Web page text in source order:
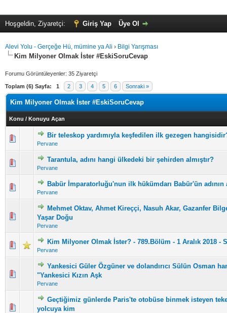
Hoşgeldin, Ziyaretçi: Giriş Yap Üye Ol
Alevi Yolu - Gerçeğe Hü, mümine ya Ali › Bilgi Yarışması
Kim Milyoner Olmak İster #EskiSoruCevap
Forumu Görüntüleyenler: 35 Ziyaretçi
Toplam (6) Sayfa: 1 2 3 4 5 6 Sonraki »
Kim Milyoner Olmak İster #EskiSoruCevap
Konu / Konuyu Açan
Bir teleskop yardımıyla keşfedilen ilk gezegen
Pervane
5 üzerinden 0 Oy - Toplam Ortalama 0 Oy Verilmiş
123 45
Tarantula, adını hangi ülkedeki bir şehirden almıştır?
Pervane
5 üzerinden 0 Oy - Toplam Ortalama 0 Oy Verilmiş
12 345
Babür İmparatorluğu'nun ilk hükümdarı Babür'ün adının
Pervane
5 üzerinden 0 Oy - Toplam Ortalama 0 Oy Verilmiş
1 2345
Mehmet Oktav, Ahmet Kireççi, Nasuh Akar, Gazanfer
Yaşar Doğu
Pervane
5 üzerinden 0 Oy - Toplam Ortalama 0 Oy Verilmiş
Kim Milyoner Olmak İster? - 789.Bölüm - 1 Aralık 2018 -
Pervane
5 üzerinden 0 Oy - Toplam Ortalama 0 Oy Verilmiş
1 2345
Yankesici Güler Özgüner ve dolandırıcı Sülün Osman
"Yankesici Kızın Aşk
Pervane
5 üzerinden 0 Oy - Toplam Ortalama 0 Oy Verilmiş
Geçtiğimiz günlerde Paris'te otobüse binmek isteyen
yolcuya kim
5 üzerinden 0 Oy - Toplam Ortalama 0 Oy Verilmiş